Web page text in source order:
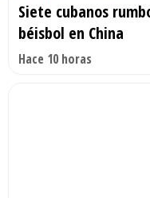
Siete cubanos
béisbol en China
Hace 10 horas